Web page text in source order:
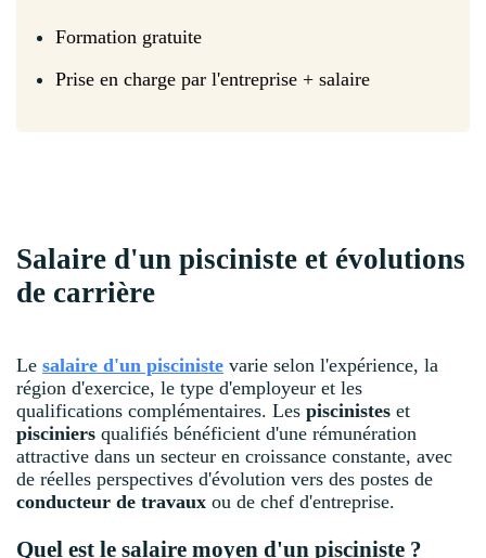
Formation gratuite
Prise en charge par l'entreprise + salaire
Salaire d'un pisciniste et évolutions
de carrière
Le salaire d'un pisciniste varie selon l'expérience, la
région d'exercice, le type d'employeur et les
qualifications complémentaires. Les piscinistes et
pisciniers qualifiés bénéficient d'une rémunération
attractive dans un secteur en croissance constante, avec
de réelles perspectives d'évolution vers des postes de
conducteur de travaux ou de chef d'entreprise.
Quel est le salaire moyen d'un pisciniste ?